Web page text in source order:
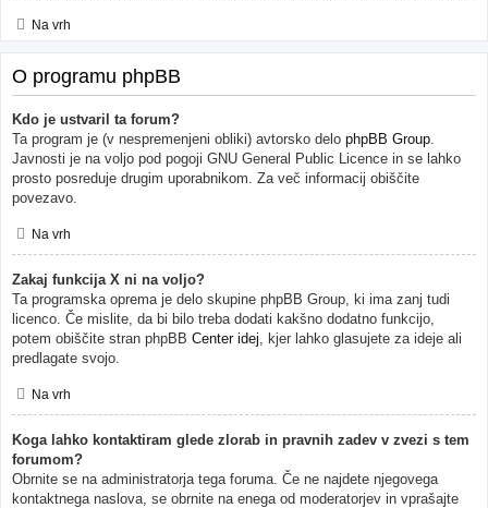
Na vrh
O programu phpBB
Kdo je ustvaril ta forum?
Ta program je (v nespremenjeni obliki) avtorsko delo phpBB Group.
Javnosti je na voljo pod pogoji GNU General Public Licence in se lahko
prosto posreduje drugim uporabnikom. Za več informacij obiščite
povezavo.
Na vrh
Zakaj funkcija X ni na voljo?
Ta programska oprema je delo skupine phpBB Group, ki ima zanj tudi
licenco. Če mislite, da bi bilo treba dodati kakšno dodatno funkcijo,
potem obiščite stran phpBB Center idej, kjer lahko glasujete za ideje ali
predlagate svojo.
Na vrh
Koga lahko kontaktiram glede zlorab in pravnih zadev v zvezi s tem
forumom?
Obrnite se na administratorja tega foruma. Če ne najdete njegovega
kontaktnega naslova, se obrnite na enega od moderatorjev in vprašajte